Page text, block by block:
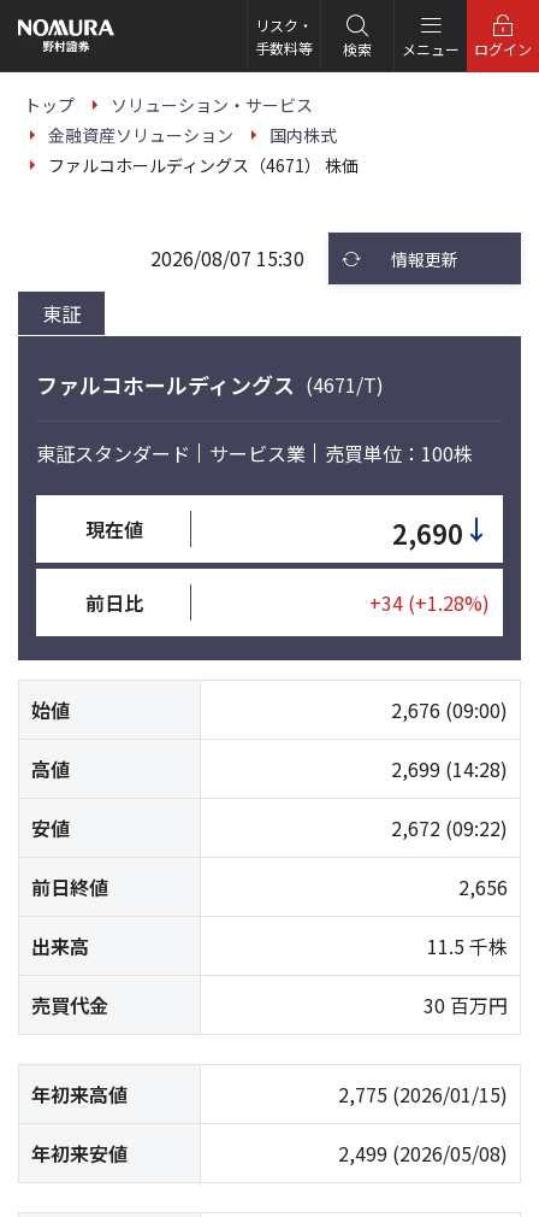
の
ー
リスク・
手数料等
検索 メニュー ログイン
トップ
ソリューション・サービス
金融資産ソリューション
国内株式
ファルコホールディングス（4671） 株価
東証
2026/08/07 15:30 情報更新
ファルコホールディングス (4671/T)
東証スタンダード サービス業 売買単位：100株
現在値 2,690 ↓
前日比 +34 (+1.28%)
始値 2,676 (09:00)
高値 2,699 (14:28)
安値 2,672 (09:22)
前日終値 2,656
出来高 11.5 千株
売買代金 30 百万円
年初来高値 2,775 (2026/01/15)
年初来安値 2,499 (2026/05/08)